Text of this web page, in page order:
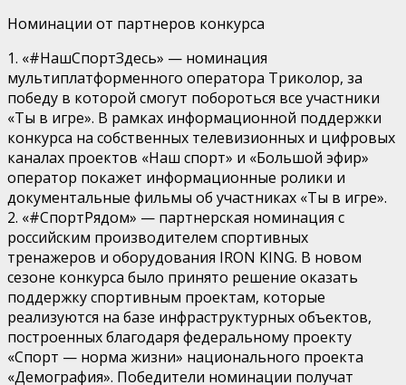
Номинации от партнеров конкурса
1. «#НашСпортЗдесь» — номинация
мультиплатформенного оператора Триколор, за
победу в которой смогут побороться все участники
«Ты в игре». В рамках информационной поддержки
конкурса на собственных телевизионных и цифровых
каналах проектов «Наш спорт» и «Большой эфир»
оператор покажет информационные ролики и
документальные фильмы об участниках «Ты в игре».
2. «#СпортРядом» — партнерская номинация с
российским производителем спортивных
тренажеров и оборудования IRON KING. В новом
сезоне конкурса было принято решение оказать
поддержку спортивным проектам, которые
реализуются на базе инфраструктурных объектов,
построенных благодаря федеральному проекту
«Спорт — норма жизни» национального проекта
«Демография». Победители номинации получат